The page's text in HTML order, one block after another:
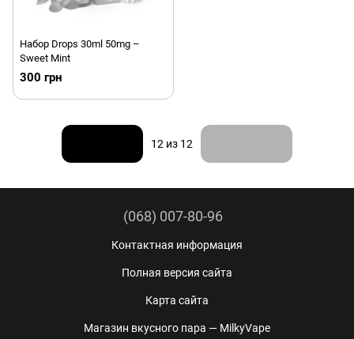
Набор Drops 30ml 50mg –
Sweet Mint
300 грн
12 из 12
(068) 007-80-96
Контактная информация
Полная версия сайта
Карта сайта
Магазин вкусного пара — MilkyVape